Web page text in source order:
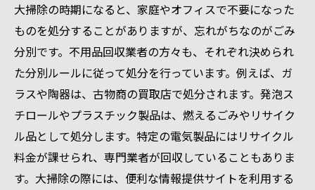
大掃除の時期になると、家庭やオフィスで不要になった
ものを処分することがありますが、忘れがちなのがごみ
分別です。不用品回収業者の方々も、それぞれ決められ
た分別ルールに従って処分を行っています。例えば、ガ
ラスや陶器は、古物商の買取店で処分されます。発泡ス
チロールやプラスチック製品は、燃えるごみやリサイク
ル品として処分します。特定の電気製品にはリサイクル
料金が課せられ、専門業者が回収していることもありま
す。大掃除の際には、便利な情報提供サイトを利用する